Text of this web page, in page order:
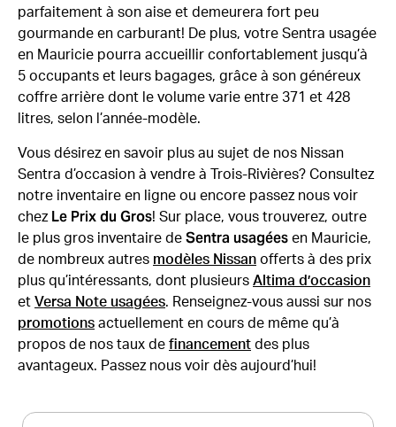
parfaitement à son aise et demeurera fort peu
gourmande en carburant! De plus, votre Sentra usagée
en Mauricie pourra accueillir confortablement jusqu’à
5 occupants et leurs bagages, grâce à son généreux
coffre arrière dont le volume varie entre 371 et 428
litres, selon l’année-modèle.
Vous désirez en savoir plus au sujet de nos Nissan
Sentra d’occasion à vendre à Trois-Rivières? Consultez
notre inventaire en ligne ou encore passez nous voir
chez Le Prix du Gros! Sur place, vous trouverez, outre
le plus gros inventaire de Sentra usagées en Mauricie,
de nombreux autres modèles Nissan offerts à des prix
plus qu’intéressants, dont plusieurs Altima d’occasion
et Versa Note usagées. Renseignez-vous aussi sur nos
promotions actuellement en cours de même qu’à
propos de nos taux de financement des plus
avantageux. Passez nous voir dès aujourd’hui!